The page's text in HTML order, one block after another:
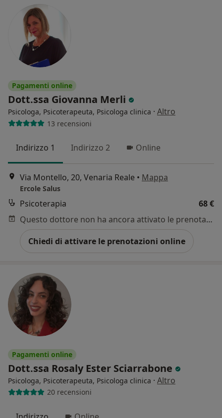
Pagamenti online
Dott.ssa Giovanna Merli
Psicologa, Psicoterapeuta, Psicologa clinica · Altro
13 recensioni
Indirizzo 1 Indirizzo 2 Online
Via Montello, 20, Venaria Reale • Mappa
Ercole Salus
Psicoterapia
68 €
Questo dottore non ha ancora attivato le prenotazioni online presso questo indirizzo.
Chiedi di attivare le prenotazioni online
Pagamenti online
Dott.ssa Rosaly Ester Sciarrabone
Psicologa, Psicoterapeuta, Psicologa clinica · Altro
20 recensioni